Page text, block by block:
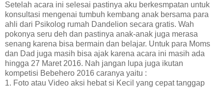
Setelah acara ini selesai pastinya aku berkesmpatan untuk
konsultasi mengenai tumbuh kembang anak bersama para
ahli dari Psikolog rumah Dandelion secara gratis. Wah
pokonya seru deh dan pastinya anak-anak juga merasa
senang karena bisa bermain dan belajar. Untuk para Moms
dan Dad juga masih bisa ajak karena acara ini masih ada
hingga 27 Maret 2016. Nah jangan lupa juga ikutan
kompetisi Bebehero 2016 caranya yaitu :
1. Foto atau Video aksi hebat si Kecil yang cepat tanggap